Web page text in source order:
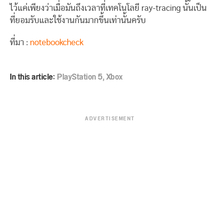
ไว้แค่เพียงว่าเมื่อมันถึงเวลาที่เทคโนโลยี ray-tracing นั้นเป็น
ที่ยอมรับและใช้งานกันมากขึ้นเท่านั้นครับ
ที่มา : notebookcheck
In this article:PlayStation 5,Xbox
ADVERTISEMENT